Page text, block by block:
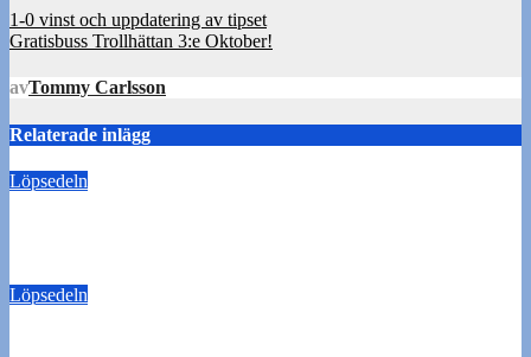
Inläggsnavigering
1-0 vinst och uppdatering av tipset
Gratisbuss Trollhättan 3:e Oktober!
avTommy Carlsson
Relaterade inlägg
Löpsedeln
Löpsedeln